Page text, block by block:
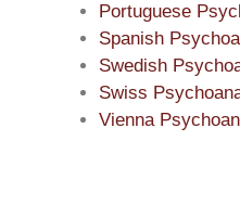
Portuguese
Spanish
Swedish
Swiss
Vienna